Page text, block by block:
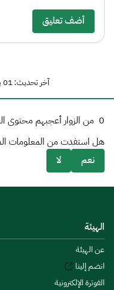
أضف تعليق
آخر تحديث: 01 يوليو 2020 12:14 م المملكة العربية السعودية
0 من الزوار أعجبهم
هل استفدت من المعلومات
نعم
لا
الهيئة
عن الهيئة
انضم إلينا
الفوترة الإلكترونية